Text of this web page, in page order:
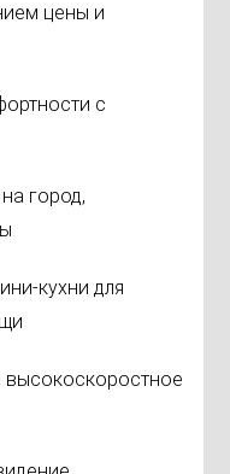
цены и
с
город,
кухни для